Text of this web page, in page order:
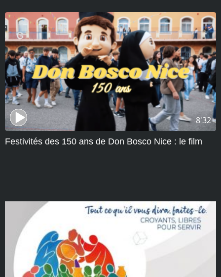
8'32
Festivités des 150 ans de Don Bosco Nice : le film